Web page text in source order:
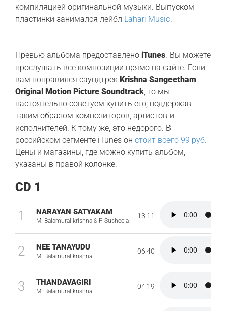
компиляцией оригинальной музыки. Выпуском
пластинки занимался лейбл Lahari Music.
Превью альбома предоставлено iTunes. Вы можете
прослушать все композиции прямо на сайте. Если
вам понравился саундтрек Krishna Sangeetham
Original Motion Picture Soundtrack, то мы
настоятельно советуем купить его, поддержав
таким образом композиторов, артистов и
исполнителей. К тому же, это недорого. В
российском сегменте iTunes он стоит всего 99 руб.
Цены и магазины, где можно купить альбом,
указаны в правой колонке.
CD 1
1 NARAYAN SATYAKAM
M. Balamuralikrishna & P. Susheela
13:11
2 NEE TANAYUDU
M. Balamuralikrishna
06:40
3 THANDAVAGIRI
M. Balamuralikrishna
04:19